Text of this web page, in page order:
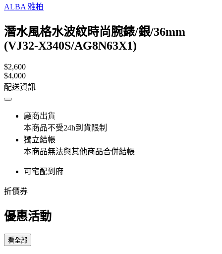
ALBA 雅柏
潛水風格水波紋時尚腕錶/銀/36mm
(VJ32-X340S/AG8N63X1)
$2,600
$4,000
配送資訊
廠商出貨
本商品不受24h到貨限制
獨立結帳
本商品無法與其他商品合併結帳
可宅配到府
折價券
優惠活動
看全部